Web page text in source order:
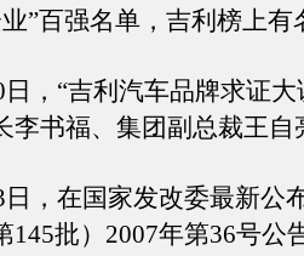
”百强名单，吉利榜上有
“吉利汽车品牌求证大
李书福、集团副总裁王自
，在国家发改委最新公
145批）2007年第36号公